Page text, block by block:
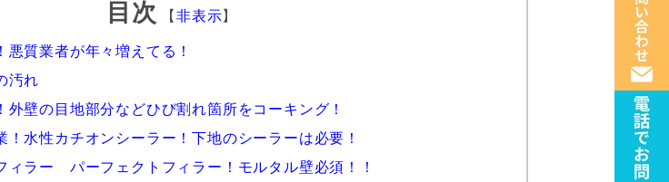
目次 【 非表示】
質業者が年々増えてる！
汚れ
壁の目地部分などひび割れ箇所をコーキング！
水性カチオンシーラー！下地のシーラーは必要！
ラー パーフェクトフィラー！モルタル壁必須！！